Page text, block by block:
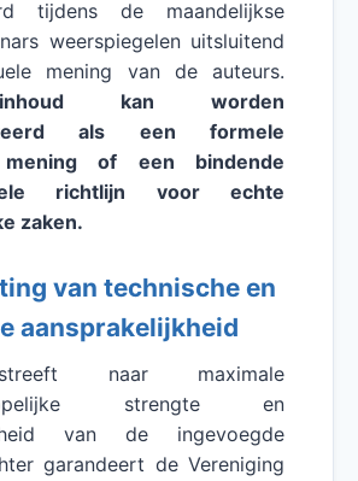
tijdens de maandelijkse
weerspiegelen uitsluitend
mening van de auteurs.
kan worden
als een formele
mening of een bindende
richtlijn voor echte
zaken.
van technische en
aansprakelijkheid
naar maximale
strengte en
van de ingevoegde
garandeert de Vereniging